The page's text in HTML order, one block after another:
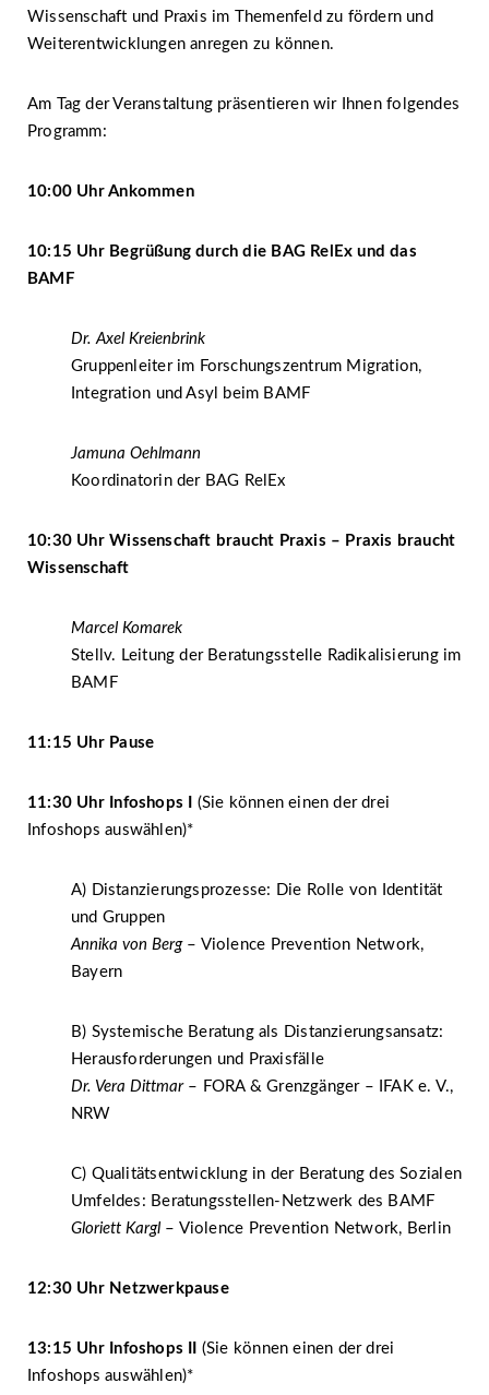
Wissenschaft und Praxis im Themenfeld zu fördern und
Weiterentwicklungen anregen zu können.
Am Tag der Veranstaltung präsentieren wir Ihnen folgendes
Programm:
10:00 Uhr Ankommen
10:15 Uhr Begrüßung durch die BAG RelEx und das
BAMF
Dr. Axel Kreienbrink
Gruppenleiter im Forschungszentrum Migration,
Integration und Asyl beim BAMF
Jamuna Oehlmann
Koordinatorin der BAG RelEx
10:30 Uhr Wissenschaft braucht Praxis – Praxis braucht
Wissenschaft
Marcel Komarek
Stellv. Leitung der Beratungsstelle Radikalisierung im
BAMF
11:15 Uhr Pause
11:30 Uhr Infoshops I
(Sie können einen der drei
Infoshops auswählen)*
A) Distanzierungsprozesse: Die Rolle von Identität
und Gruppen
Annika von Berg– Violence Prevention Network,
Bayern
B) Systemische Beratung als Distanzierungsansatz:
Herausforderungen und Praxisfälle
Dr. Vera Dittmar– FORA & Grenzgänger – IFAK e. V.,
NRW
C) Qualitätsentwicklung in der Beratung des Sozialen
Umfeldes: Beratungsstellen-Netzwerk des BAMF
Gloriett Kargl – Violence Prevention Network, Berlin
12:30 Uhr Netzwerkpause
13:15 Uhr Infoshops II
(Sie können einen der drei
Infoshops auswählen)*